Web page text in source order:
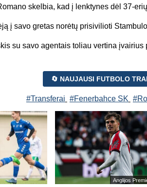
skelbia, kad į lenktynes dėl 37-
į savo gretas norėtų prisivilioti Stambulo
su savo agentais toliau vertina
🔄 NAUJAUSI FUTBOLO
#Transferai #Fenerbahce SK
Anglijos